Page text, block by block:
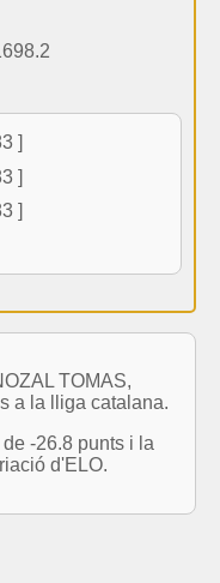
]
]
]
TOMAS,
a la lliga catalana.
-26.8 punts i la
d'ELO.